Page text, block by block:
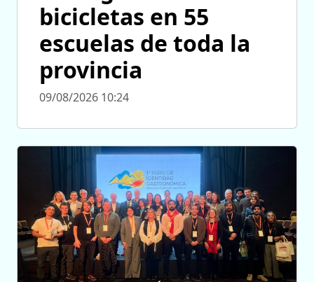
bicicletas en 55
escuelas de toda la
provincia
09/08/2026 10:24